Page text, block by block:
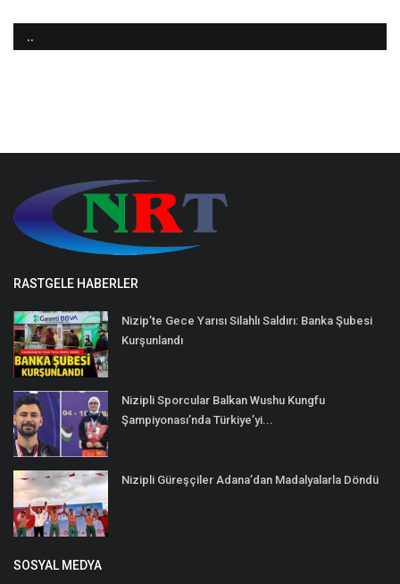
..
RASTGELE HABERLER
Nizip’te Gece Yarısı Silahlı Saldırı: Banka Şubesi
Kurşunlandı
Nizipli Sporcular Balkan Wushu Kungfu
Şampiyonası’nda Türkiye’yi...
Nizipli Güreşçiler Adana’dan Madalyalarla Döndü
SOSYAL MEDYA